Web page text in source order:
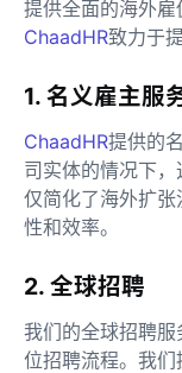
提供全面的海外雇
ChaadHR致力于
1. 名义雇主服
ChaadHR提供的
司实体的情况下
仅简化了海外扩
性和效率。
2. 全球招聘
我们的全球招聘
位招聘流程。我